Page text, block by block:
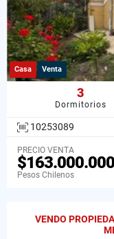
Casa Venta
3
Dormitorios
10253089
PRECIO VENTA
$163.000.000
Pesos Chilenos
VENDO